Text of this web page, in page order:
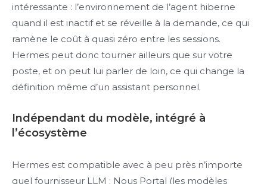
intéressante : l’environnement de l’agent hiberne
quand il est inactif et se réveille à la demande, ce qui
ramène le coût à quasi zéro entre les sessions.
Hermes peut donc tourner ailleurs que sur votre
poste, et on peut lui parler de loin, ce qui change la
définition même d’un assistant personnel.
Indépendant du modèle, intégré à
l’écosystème
Hermes est compatible avec à peu près n’importe
quel fournisseur LLM : Nous Portal (les modèles